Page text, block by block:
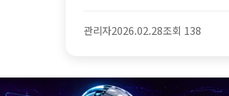
관리자2026.02.28조회 138